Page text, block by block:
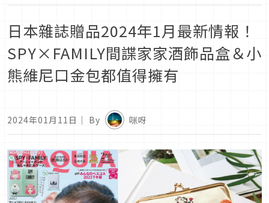
日本雜誌贈品2024年1月最新情報！
SPY×FAMILY間諜家家酒飾品盒＆小
熊維尼口金包都值得擁有
2024年01月11日 ｜ By 咪呀